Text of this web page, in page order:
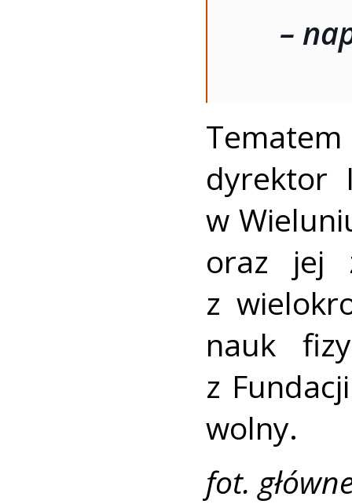
–
dyrektor
w
oraz jej
z
nauk
z
wolny.
fot.